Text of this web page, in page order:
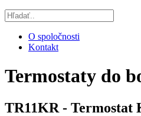
O spoločnosti
Kontakt
Termostaty do
TR11KR - Termostat